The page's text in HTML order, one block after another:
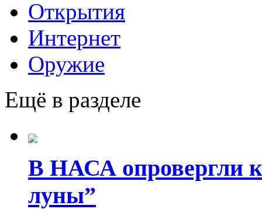
Открытия
Интернет
Оружие
Ещё в разделе
В НАСА опровергли
луны”